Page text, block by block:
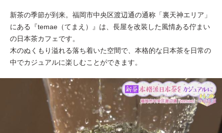
新茶の季節が到来。福岡市中央区渡辺通の通称「裏天神エリア」
にある『temae（てまえ）』は、長屋を改装した風情ある佇まい
の日本茶カフェです。
木のぬくもり溢れる落ち着いた空間で、本格的な日本茶を日常の
中でカジュアルに楽しむことができます。